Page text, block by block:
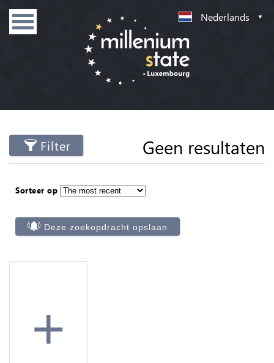
Nederlands
Filter Geen resultaten
Sorteer op
Deze zoekopdracht opslaan
+